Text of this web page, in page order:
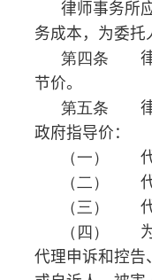
（四）
为刑事
代理申诉和控告、申
或自诉人、被害人的
（五）
律师事务所提供
第六条
政府指
省、自治区、直辖市
第七条
政府
社会各方面意见，必
第八条
政府
当地经济发展水平、
展，收费标准按照补